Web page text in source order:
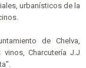
urbanísticos de la
de Chelva,
Charcutería J.J